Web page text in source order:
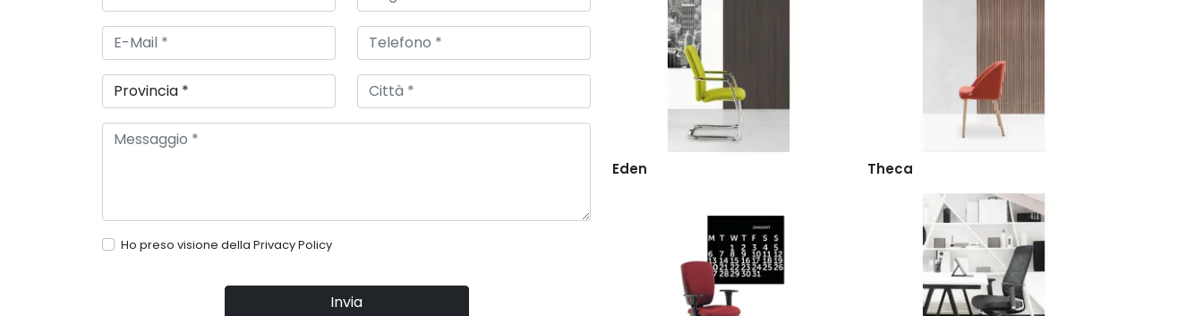
Ho preso visione della Privacy Policy
Invia
Eden Theca